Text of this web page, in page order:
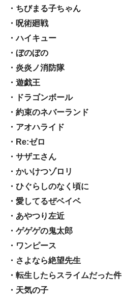
・ちびまる子ちゃん
・呪術廻戦
・ハイキュー
・ぼのぼの
・炎炎ノ消防隊
・遊戯王
・ドラゴンボール
・約束のネバーランド
・アオハライド
・Re:ゼロ
・サザエさん
・かいけつゾロリ
・ひぐらしのなく頃に
・愛してるぜベイベ
・あやつり左近
・ゲゲゲの鬼太郎
・ワンピース
・さよなら絶望先生
・転生したらスライムだった件
・天気の子